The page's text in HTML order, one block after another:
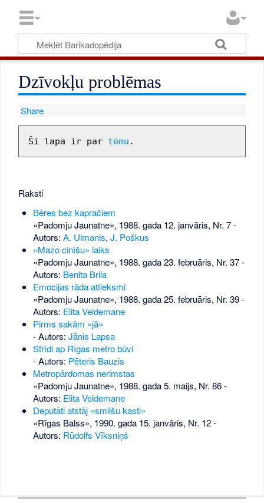
Dzīvokļu problēmas
Share
Šī lapa ir par tēmu
Raksti
Bēres bez kapračiem
«Padomju Jaunatne», 1988. gada 12. janvāris, Nr. 7-
Autors: A. Ulmanis, J. Poškus
«Mazo cinīšu» laiks
«Padomju Jaunatne», 1988. gada 23. februāris, Nr. 37-
Autors: Benita Brila
Emocijas rāda attieksmi
«Padomju Jaunatne», 1988. gada 25. februāris, Nr. 39-
Autors: Elita Veidemane
Pirms sakām «jā»
- Autors: Jānis Lapsa
Strīdi ap Rīgas metro būvi
- Autors: Pēteris Bauzis
Metropārdomas nerimstas
«Padomju Jaunatne», 1988. gada 5. maijs, Nr. 86-
Autors: Elita Veidemane
Deputāti atstāj «smilšu kasti»
«Rīgas Balss», 1990. gada 15. janvāris, Nr. 12-
Autors: Rūdolfs Vīksniņš